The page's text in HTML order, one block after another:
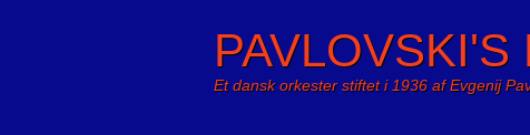
Et dansk orkester stiftet i 1936 af Evgenij